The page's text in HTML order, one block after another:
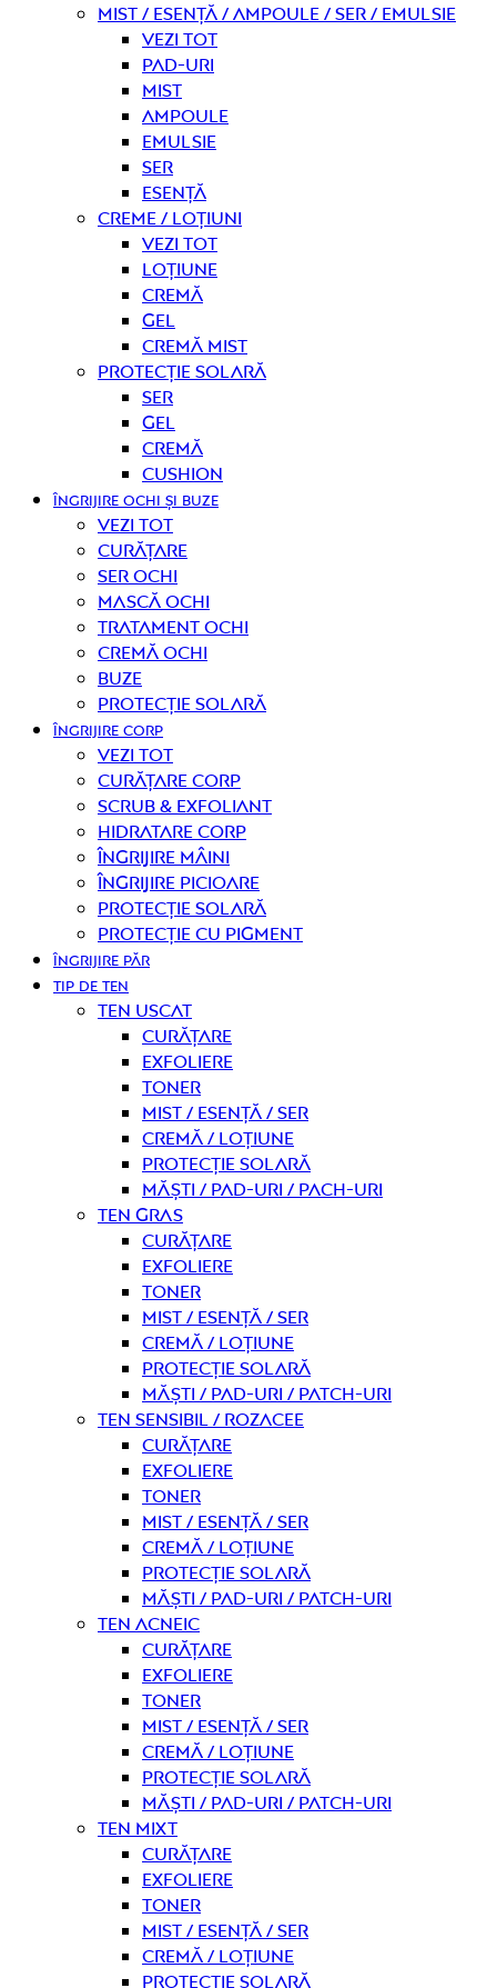
Mist / Esență / Ampoule / Ser / Emulsie
Vezi tot
Pad-uri
Mist
Ampoule
Emulsie
Ser
Esență
Creme / Loțiuni
Vezi tot
Loțiune
Cremă
Gel
Cremă mist
Protecție solară
Ser
Gel
Cremă
Cushion
ÎNGRIJIRE OCHI ȘI BUZE
Vezi tot
curățare
Ser ochi
Mască ochi
Tratament ochi
Cremă ochi
Buze
Protecție solară
ÎNGRIJIRE CORP
Vezi tot
curățare corp
Scrub & exfoliant
Hidratare corp
Îngrijire mâini
Îngrijire picioare
Protecție solară
Protecție cu pigment
ÎNGRIJIRE PĂR
TIP DE TEN
Ten uscat
curățare
Exfoliere
Toner
Mist / Esență / Ser
Cremă / Loțiune
Protecție solară
Măști / Pad-uri / Pach-uri
Ten gras
curățare
Exfoliere
Toner
Mist / Esență / Ser
Cremă / Loțiune
Protecție solară
Măști / Pad-uri / Patch-uri
Ten sensibil / rozacee
curățare
Exfoliere
Toner
Mist / Esență / Ser
Cremă / Loțiune
Protecție solară
Măști / Pad-uri / Patch-uri
Ten acneic
curățare
Exfoliere
Toner
Mist / Esență / Ser
Cremă / Loțiune
Protecție solară
Măști / Pad-uri / Patch-uri
Ten mixt
curățare
Exfoliere
Toner
Mist / Esență / Ser
Cremă / Loțiune
Protecție solară